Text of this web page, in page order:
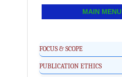
MAIN MENU
FOCUS & SCOPE
PUBLICATION ETHICS